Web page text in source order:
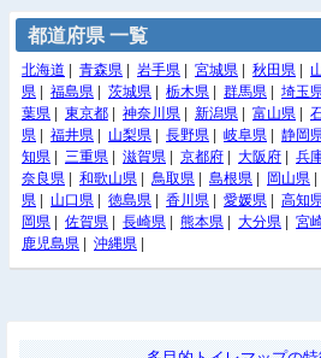
都道府県 一覧
北海道 | 青森県 | 岩手県 | 宮城県 | 秋田県 |
県 | 福島県 | 茨城県 | 栃木県 | 群馬県 | 埼玉
葉県 | 東京都 | 神奈川県 | 新潟県 | 富山県 |
県 | 福井県 | 山梨県 | 長野県 | 岐阜県 | 静岡
知県 | 三重県 | 滋賀県 | 京都府 | 大阪府 | 兵
奈良県 | 和歌山県 | 鳥取県 | 島根県 | 岡山県 |
県 | 山口県 | 徳島県 | 香川県 | 愛媛県 | 高知
岡県 | 佐賀県 | 長崎県 | 熊本県 | 大分県 | 宮
鹿児島県 | 沖縄県 |